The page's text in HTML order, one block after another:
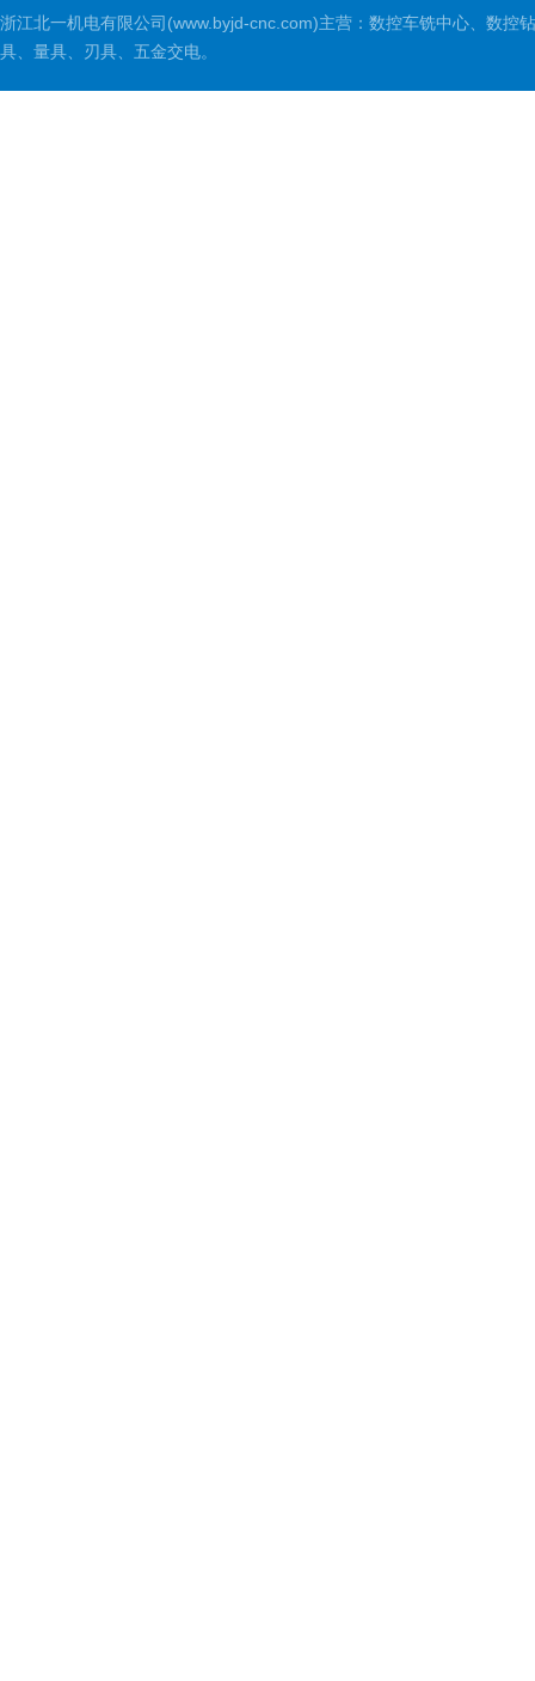
浙江北一机电有限公司(www.byjd-cnc.com)主营：数控车铣中心、数控
具、量具、刃具、五金交电。